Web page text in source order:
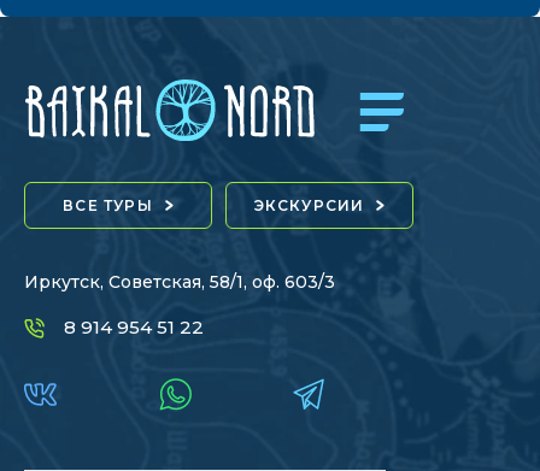
ВСЕ ТУРЫ ЭКСКУРСИИ
Иркутск, Советская, 58/1, оф. 603/3
8 914 954 51 22